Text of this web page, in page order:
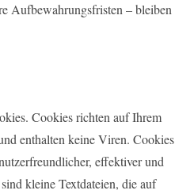
Aufbewahrungsfristen – bleiben
Cookies richten auf Ihrem
enthalten keine Viren. Cookies
effektiver und
kleine Textdateien, die auf